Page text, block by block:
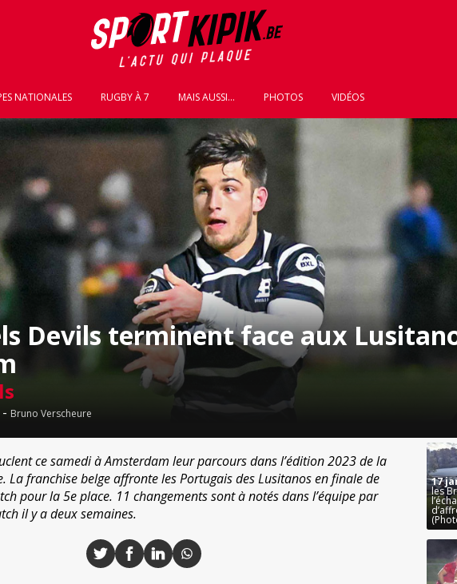
NATIONALES RUGBY À 7 MAIS AUSSI... PHOTOS VIDÉOS
Devils terminent face aux
- Bruno Verscheure
ce samedi à Amsterdam leur parcours dans l’édition 2023 de la
La franchise belge affronte les Portugais des Lusitanos en finale de
pour la 5e place. 11 changements sont à notés dans l’équipe par
il y a deux semaines.
17
les